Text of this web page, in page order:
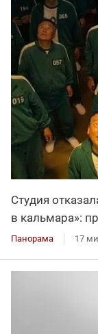
Студия
в кальмара»:
Панорама 17